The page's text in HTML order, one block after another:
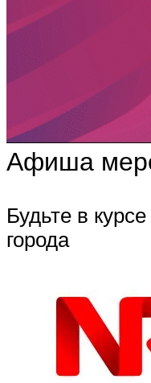
Афиша
Будьте в
города